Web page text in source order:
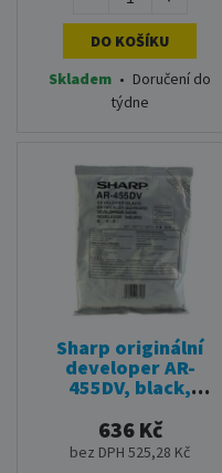
DO KOŠÍKU
Skladem • Doručení do
týdne
Sharp originální
developer AR-
455DV, black,
AR-M351,AR-M451,
AR-M351U,AR-
M351UN,AR-M451U,
636 Kč
bez DPH 525,28 Kč